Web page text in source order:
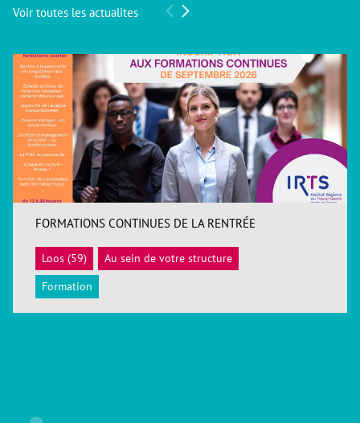
Voir toutes les actualites
ACCÉDER
FORMATIONS CONTINUES DE LA RENTRÉE
Loos (59)
Au sein de votre structure
Formation